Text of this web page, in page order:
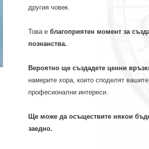
другия човек.
Това е благоприятен момент за
познанства.
Вероятно ще създадете ценни
намерите хора, които споделят вашите
професионални интереси.
Ще може да осъществите някои
заедно.